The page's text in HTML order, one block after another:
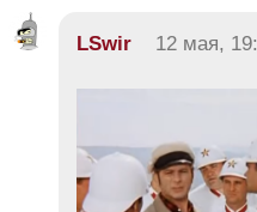
LSwir 12 мая,